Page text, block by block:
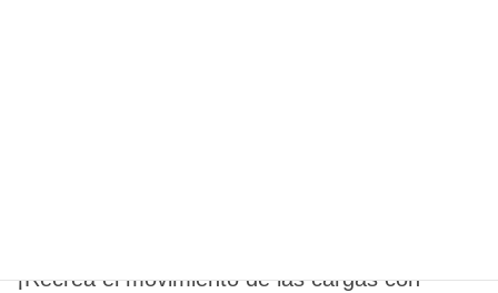
¡Recrea el movimiento de las cargas con